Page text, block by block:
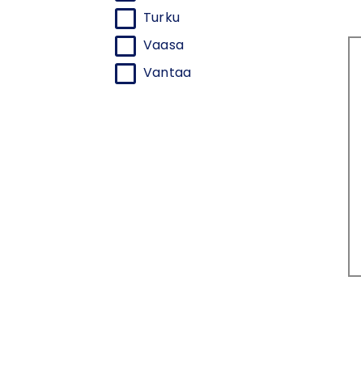
Turku
Vaasa
Vantaa